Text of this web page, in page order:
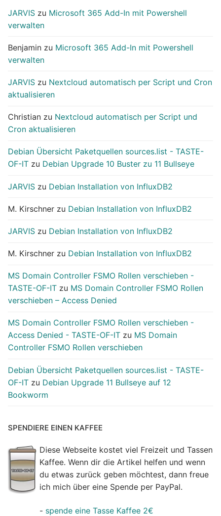
JARVIS zu Microsoft 365 Add-In mit Powershell
verwalten
Benjamin zu Microsoft 365 Add-In mit Powershell
verwalten
JARVIS zu Nextcloud automatisch per Script und Cron
aktualisieren
Christian zu Nextcloud automatisch per Script und
Cron aktualisieren
Debian Übersicht Paketquellen sources.list - TASTE-
OF-IT zu Debian Upgrade 10 Buster zu 11 Bullseye
JARVIS zu Debian Installation von InfluxDB2
M. Kirschner zu Debian Installation von InfluxDB2
JARVIS zu Debian Installation von InfluxDB2
M. Kirschner zu Debian Installation von InfluxDB2
MS Domain Controller FSMO Rollen verschieben -
TASTE-OF-IT zu MS Domain Controller FSMO Rollen
verschieben – Access Denied
MS Domain Controller FSMO Rollen verschieben -
Access Denied - TASTE-OF-IT zu MS Domain
Controller FSMO Rollen verschieben
Debian Übersicht Paketquellen sources.list - TASTE-
OF-IT zu Debian Upgrade 11 Bullseye auf 12
Bookworm
SPENDIERE EINEN KAFFEE
Diese Webseite kostet viel Freizeit und Tassen
Kaffee. Wenn dir die Artikel helfen und wenn
du etwas zurück geben möchtest, dann freue
ich mich über eine Spende per PayPal.
- spende eine Tasse Kaffee 2€